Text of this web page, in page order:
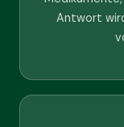
Antwort